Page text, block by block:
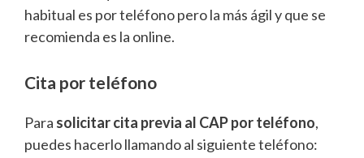
habitual es por teléfono pero la más ágil y que se
recomienda es la online.
Cita por teléfono
Para solicitar cita previa al CAP por teléfono,
puedes hacerlo llamando al siguiente teléfono: